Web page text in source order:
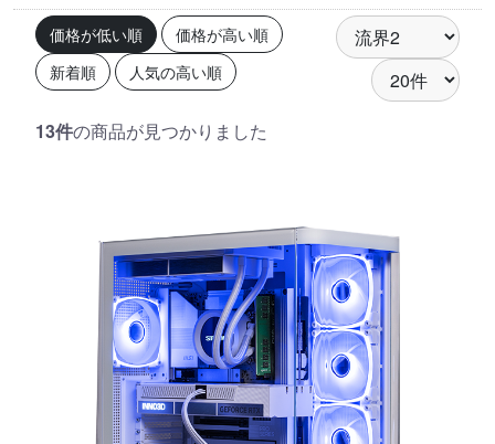
価格が低い順
価格が高い順
新着順
人気の高い順
13件の商品が見つかりました